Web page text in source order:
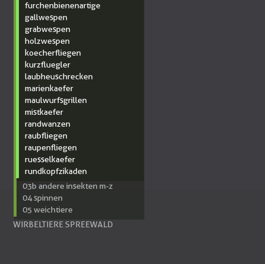
furchenbienenartige
gallwespen
grabwespen
holzwespen
koecherfliegen
kurzfluegler
laubheuschrecken
marienkaefer
maulwurfsgrillen
mistkaefer
randwanzen
raubfliegen
raupenfliegen
ruesselkaefer
rundkopfzikaden
03b andere insekten m-z
04 spinnen
05 weichtiere
WIRBELTIERE SPREEWALD